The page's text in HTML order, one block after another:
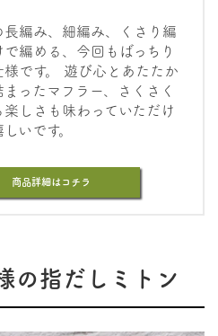
長編み、細編み、くさり編
で編める、今回もばっちり
様です。 遊び心とあたたか
まったマフラー、さくさく
楽しさも味わっていただけ
いです。
商品詳細はコチラ
の指だしミトン